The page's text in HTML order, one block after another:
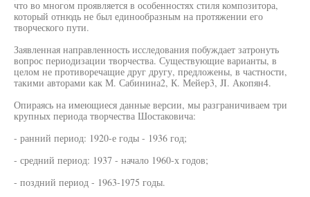
что во многом проявляется в особенностях стиля композитора,
который отнюдь не был единообразным на протяжении его
творческого пути.
Заявленная направленность исследования побуждает затронуть
вопрос периодизации творчества. Существующие варианты, в
целом не противоречащие друг другу, предложены, в частности,
такими авторами как М. Сабинина2, К. Мейер3, JI. Акопян4.
Опираясь на имеющиеся данные версии, мы разграничиваем три
крупных периода творчества Шостаковича:
- ранний период: 1920-е годы - 1936 год;
- средний период: 1937 - начало 1960-х годов;
- поздний период - 1963-1975 годы.